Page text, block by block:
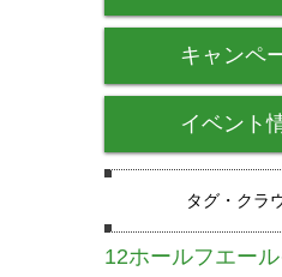
キャンペ
イベント
タグ・クラ
12ホールフエー